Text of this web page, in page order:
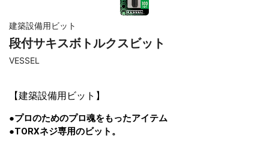
建築設備用ビット
段付サキスボトルクスビット
VESSEL
【建築設備用ビット 】
●プロのためのプロ魂をもったアイテム
●TORXネジ専用のビット。